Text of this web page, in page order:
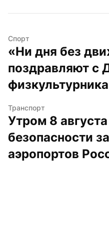
Спорт
«Ни дня без
поздравляют с
физкультурника
Транспорт
Утром 8
безопасности
аэропортов